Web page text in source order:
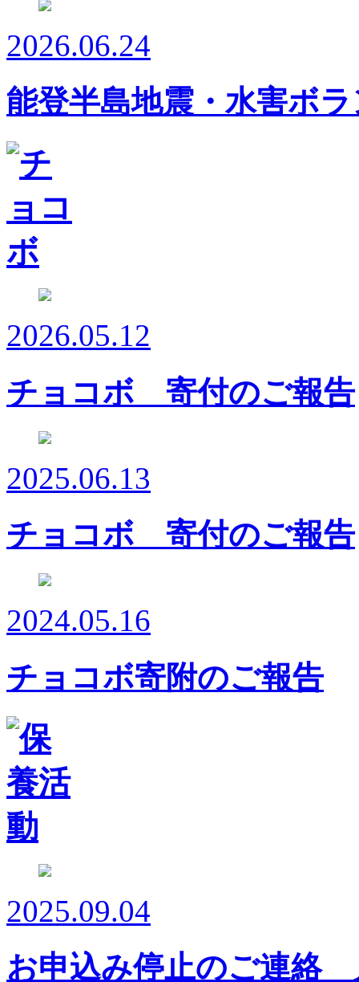
2026.06.24
能登半島地震・水害ボ
2026.05.12
チョコボ 寄付のご報告
2025.06.13
チョコボ 寄付のご報告
2024.05.16
チョコボ寄附のご報告
2025.09.04
お申込み停止のご連絡